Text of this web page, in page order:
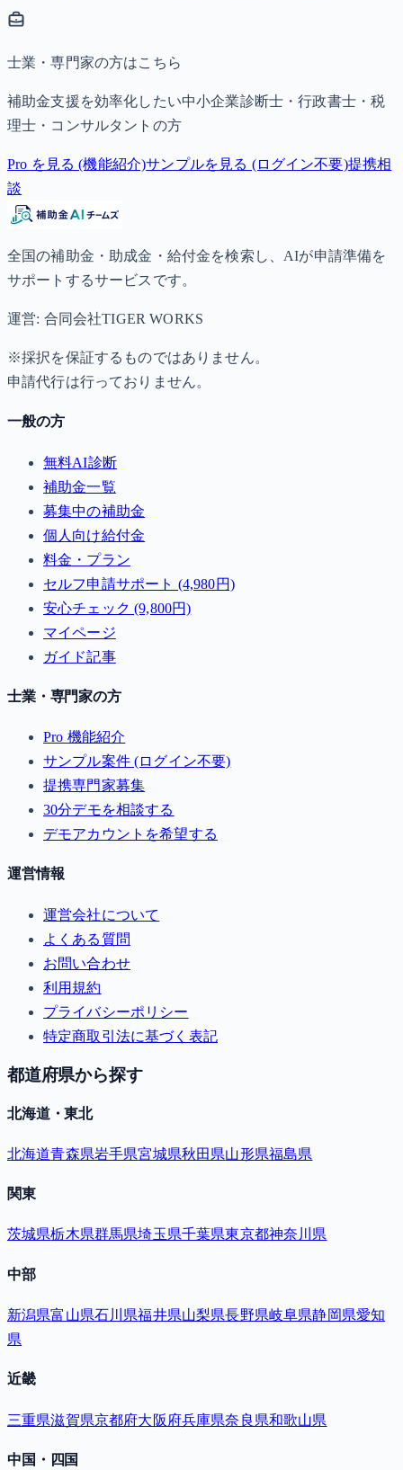
士業・専門家の方はこちら
補助金支援を効率化したい中小企業診断士・行政書士・税
理士・コンサルタントの方
Pro を見る (機能紹介)サンプルを見る (ログイン不要)提携相
談
全国の補助金・助成金・給付金を検索し、AIが申請準備を
サポートするサービスです。
運営: 合同会社TIGER WORKS
※採択を保証するものではありません。
申請代行は行っておりません。
一般の方
無料AI診断
補助金一覧
募集中の補助金
個人向け給付金
料金・プラン
セルフ申請サポート (4,980円)
安心チェック (9,800円)
マイページ
ガイド記事
士業・専門家の方
Pro 機能紹介
サンプル案件 (ログイン不要)
提携専門家募集
30分デモを相談する
デモアカウントを希望する
運営情報
運営会社について
よくある質問
お問い合わせ
利用規約
プライバシーポリシー
特定商取引法に基づく表記
都道府県から探す
北海道・東北
北海道青森県岩手県宮城県秋田県山形県福島県
関東
茨城県栃木県群馬県埼玉県千葉県東京都神奈川県
中部
新潟県富山県石川県福井県山梨県長野県岐阜県静岡県愛知
県
近畿
三重県滋賀県京都府大阪府兵庫県奈良県和歌山県
中国・四国